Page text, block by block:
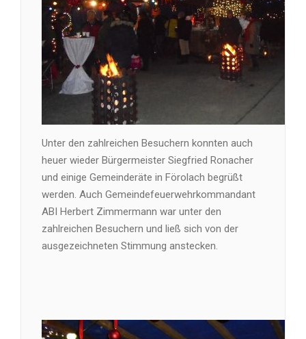
Unter den zahlreichen Besuchern konnten auch
heuer wieder Bürgermeister Siegfried Ronacher
und einige Gemeinderäte in Förolach begrüßt
werden. Auch Gemeindefeuerwehrkommandant
ABI Herbert Zimmermann war unter den
zahlreichen Besuchern und ließ sich von der
ausgezeichneten Stimmung anstecken.